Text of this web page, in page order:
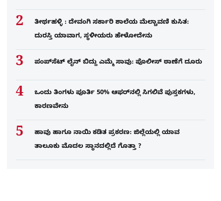
ತೀರ್ಥಹಳ್ಳಿ : ದೇವಂಗಿ ಸರ್ಕಾರಿ ಶಾಲೆಯ ಮೆಲ್ಚಾವಣಿ ಕುಸಿತ:
ದುರಸ್ತಿ ಯಾವಾಗ, ಸ್ಥಳೀಯರು ಹೇಳೋದೇನು
ಪಂಪ್‌ಸೆಟ್ ಲೈನ್ ಬಿದ್ದು ಎಮ್ಮೆ ಸಾವು: ಪೊಲೀಸ್ ಠಾಣೆಗೆ ದೂರು
ಒಂದು ತಿಂಗಳು ಪೂರ್ತಿ 50% ಆಫರ್​ನಲ್ಲಿ ಸಿಗಲಿವೆ ಪುಸ್ತಕಗಳು,
ಕಾರಣವೇನು
ಹಾವು ಹಾಗೂ ನಾಯಿ ಕಡಿತ ಪ್ರಕರಣ: ಜಿಲ್ಲೆಯಲ್ಲಿ ಯಾವ
ತಾಲೂಕು ಮೊದಲ ಸ್ಥಾನದಲ್ಲಿದೆ ಗೊತ್ತಾ ?